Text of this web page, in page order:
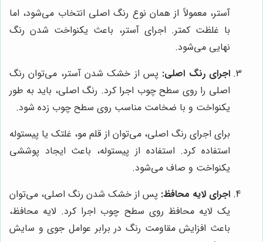
آستر، معمولاً از همان نوع رنگ اصلی انتخاب می‌شود، اما
با غلظت کمتر. اجرای آستر، باعث یکنواخت شدن رنگ
نهایی می‌شود.
اجرای رنگ اصلی: پس از خشک شدن آستر، می‌توان رنگ
اصلی را روی سطح چوب اجرا کرد. رنگ اصلی، باید به طور
یکنواخت و با ضخامت مناسب روی سطح چوب زده شود.
برای اجرای رنگ اصلی، می‌توان از قلم مو، غلتک یا پیستوله
استفاده کرد. استفاده از پیستوله، باعث ایجاد پوششی
یکنواخت و صاف می‌شود.
اجرای لایه محافظ: پس از خشک شدن رنگ اصلی، می‌توان
یک لایه محافظ روی سطح چوب اجرا کرد. لایه محافظ،
باعث افزایش مقاومت رنگ در برابر عوامل جوی و سایش